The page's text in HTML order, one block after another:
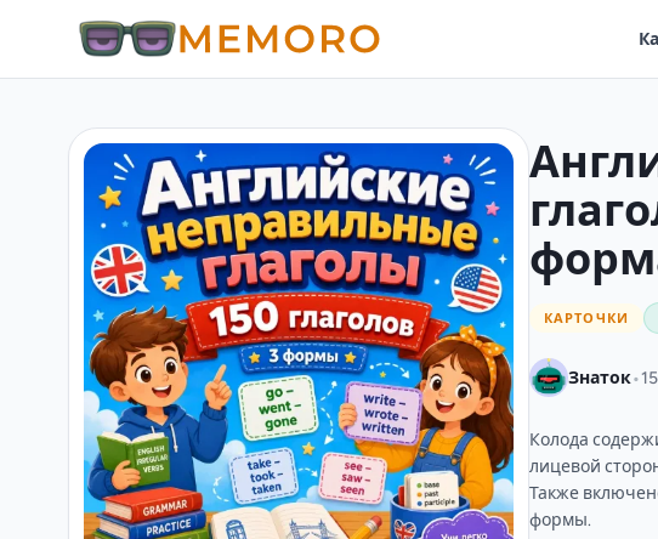
КАРТОЧКИ
Знаток•
Колода
лицевой
Также
формы.